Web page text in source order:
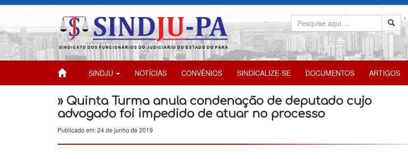
SINDJU NOTÍCIAS CONVÊNIOS SINDICALIZE-SE DOCUMENTOS ARTIGOS
» Quinta Turma anula condenação de deputado cujo
advogado foi impedido de atuar no processo
Publicado em: 24 de junho de 2019